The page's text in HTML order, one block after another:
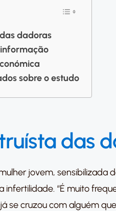
dadoras
sobre o estudo
das
jovem, sensibilizada
infertilidade. “É muito
se cruzou com alguém